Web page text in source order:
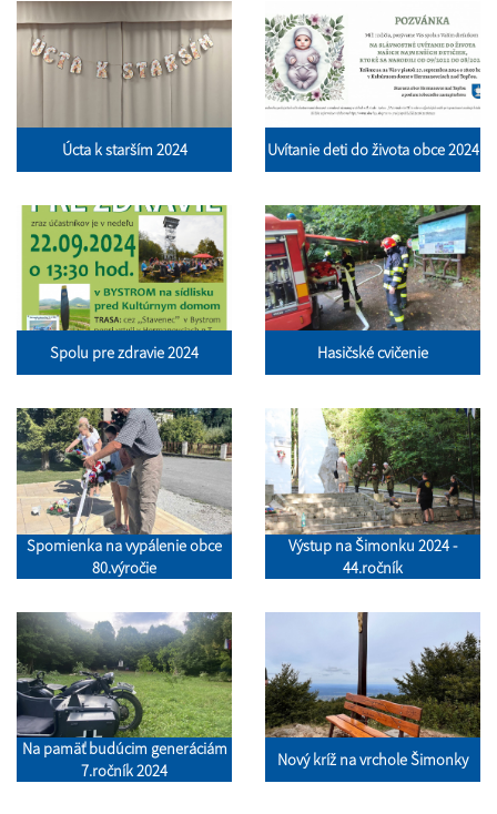
Úcta k starším 2024 Uvítanie deti do života obce 2024
Spolu pre zdravie 2024 Hasičské cvičenie
Spomienka na vypálenie obce
80.výročie
Výstup na Šimonku 2024 -
44.ročník
Na pamäť budúcim generáciám
7.ročník 2024
Nový kríž na vrchole Šimonky